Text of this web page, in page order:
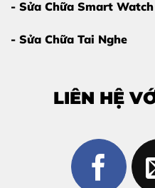
- Sửa Chữa Smart Watch
- Sửa Chữa Tai Nghe
LIÊN HỆ